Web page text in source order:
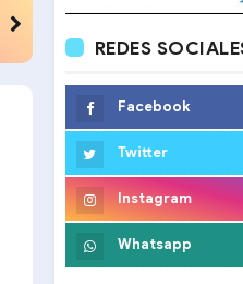
REDES
Facebook
Twitter
Instagram
Whatsapp